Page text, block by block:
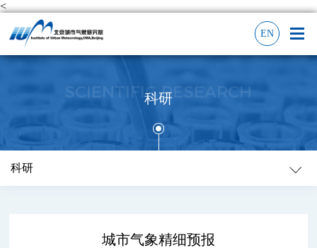
<
EN
SCIENTIFIC RESEARCH
科研
科研
城市气象精细预报